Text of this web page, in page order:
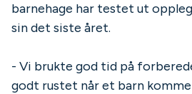
barnehage har testet ut
sin det siste året.
- Vi brukte god tid på
godt rustet når et barn